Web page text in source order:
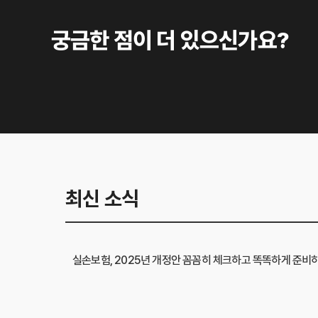
궁금한 점이 더 있으신가요?
최신 소식
실손보험, 2025년 개정안 꼼꼼히 체크하고 똑똑하게 준비